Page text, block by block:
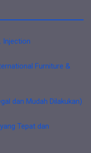
Injection
Furniture &
dan Mudah Dilakukan)
Tepat dan